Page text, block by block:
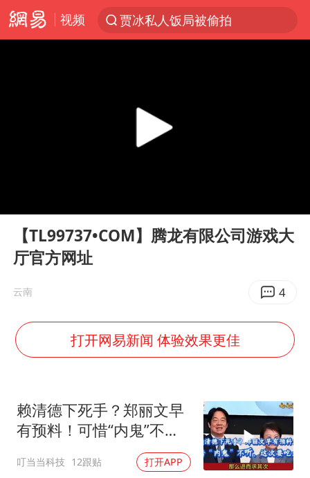
视频
贾冰私人饭局被偷拍
上海鼓励居家办公
新疆生产建设兵团生态环境局原局长被查
4.2平卫生间补漏注胶花1.55万
周星驰妈妈现身香港首映礼
湖北启动重大气象灾害三级应急响应
费大厨口号更改 不再宣传小炒肉大王
56岁刘奕君跟13岁女儿合跳
Play
【TL99737•COM】腾龙有限公司游戏大
厅官方网址
云南 4
打开网易新闻 体验效果更佳
赖清德下死手？郑丽文早
有预料！可惜“内鬼”不
叮当当科技 12跟贴 打开APP